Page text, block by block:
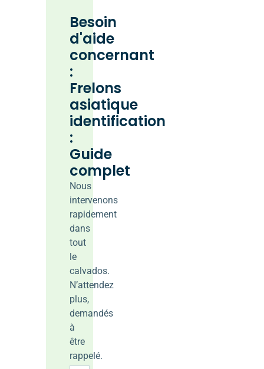
Besoin
d'aide
concernant
:
Frelons
asiatique
identification
:
Guide
complet
Nous
intervenons
rapidement
dans
tout
le
calvados.
N’attendez
plus,
demandés
à
être
rappelé.